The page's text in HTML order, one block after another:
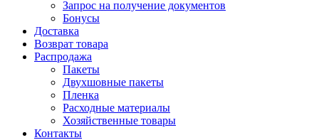
Запрос на получение документов
Бонусы
Доставка
Возврат товара
Распродажа
Пакеты
Двухшовные пакеты
Пленка
Расходные материалы
Хозяйственные товары
Контакты